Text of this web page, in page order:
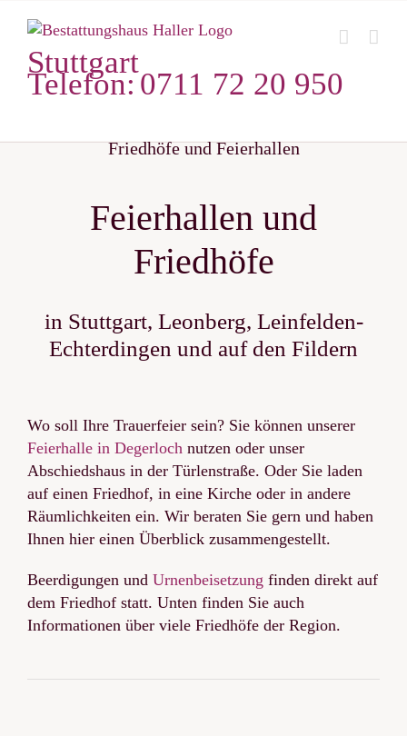
Inhalt
springenStuttgart
Telefon:0711 72 20 950
Friedhöfe und Feierhallen
Feierhallen und
Friedhöfe
in Stuttgart, Leonberg, Leinfelden-
Echterdingen und auf den Fildern
Wo soll Ihre Trauerfeier sein? Sie können unserer
Feierhalle in Degerloch nutzen oder unser
Abschiedshaus in der Türlenstraße. Oder Sie laden
auf einen Friedhof, in eine Kirche oder in andere
Räumlichkeiten ein. Wir beraten Sie gern und haben
Ihnen hier einen Überblick zusammengestellt.
Beerdigungen und Urnenbeisetzung finden direkt auf
dem Friedhof statt. Unten finden Sie auch
Informationen über viele Friedhöfe der Region.